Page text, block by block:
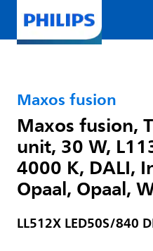
Maxos fusion
Maxos fusion,
unit, 30 W,
4000 K, DALI,
Opaal, Opaal,
LL512X LED50S/840